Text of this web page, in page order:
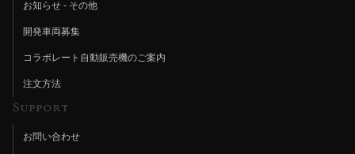
お知らせ - その他
開発車両募集
コラボレート自動販売機のご案内
注文方法
Support
お問い合わせ